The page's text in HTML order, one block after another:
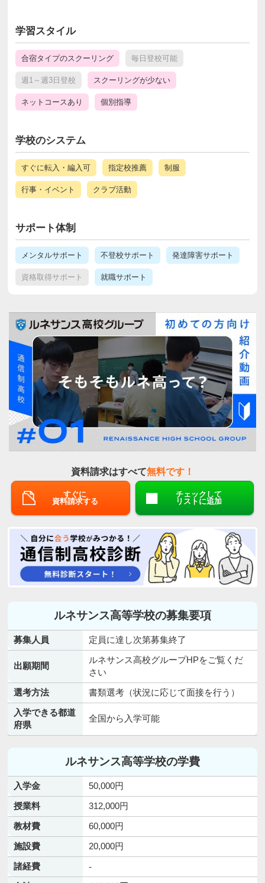
学習スタイル
合宿タイプのスクーリング 毎日登校可能
週1～週3日登校 スクーリングが少ない
ネットコースあり 個別指導
学校のシステム
すぐに転入・編入可 指定校推薦 制服
行事・イベント クラブ活動
サポート体制
メンタルサポート 不登校サポート 発達障害サポート
資格取得サポート 就職サポート
資料請求はすべて無料です！
すぐに
資料請求する
チェックして
リストに追加
ルネサンス高等学校の募集要項
募集人員 定員に達し次第募集終了
出願期間
ルネサンス高校グループHPをご覧くだ
さい
選考方法
書類選考（状況に応じて面接を行う）
入学できる都道
府県
全国から入学可能
ルネサンス高等学校の学費
入学金
50,000円
授業料
312,000円
教材費
60,000円
施設費
20,000円
諸経費
-